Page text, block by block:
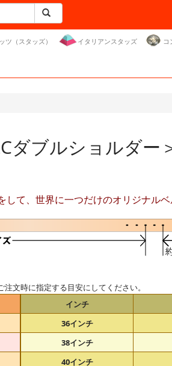
ツ（スタッズ） イタリアンスタッズ コ
ダブルショルダー
て、世界に一つだけのオリジナルベ
文時に指定する目安にしてください。
インチ
36インチ
38インチ
40インチ